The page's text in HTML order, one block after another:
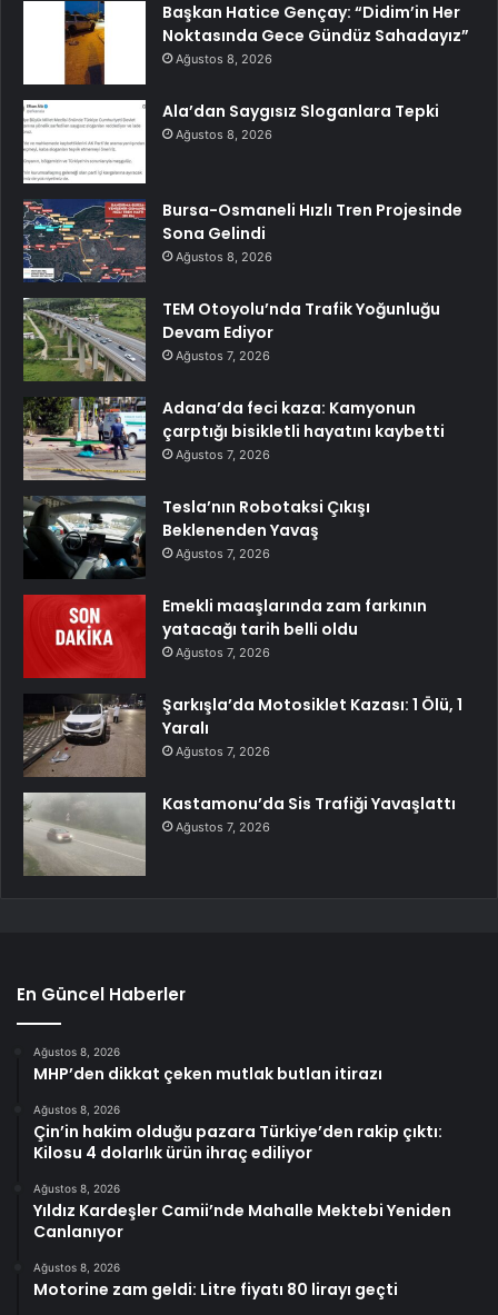
Başkan Hatice Gençay: “Didim’in Her
Noktasında Gece Gündüz Sahadayız”
Ağustos 8, 2026
Ala’dan Saygısız Sloganlara Tepki
Ağustos 8, 2026
Bursa-Osmaneli Hızlı Tren Projesinde
Sona Gelindi
Ağustos 8, 2026
TEM Otoyolu’nda Trafik Yoğunluğu
Devam Ediyor
Ağustos 7, 2026
Adana’da feci kaza: Kamyonun
çarptığı bisikletli hayatını kaybetti
Ağustos 7, 2026
Tesla’nın Robotaksi Çıkışı
Beklenenden Yavaş
Ağustos 7, 2026
Emekli maaşlarında zam farkının
yatacağı tarih belli oldu
Ağustos 7, 2026
Şarkışla’da Motosiklet Kazası: 1 Ölü, 1
Yaralı
Ağustos 7, 2026
Kastamonu’da Sis Trafiği Yavaşlattı
Ağustos 7, 2026
En Güncel Haberler
Ağustos 8, 2026
MHP’den dikkat çeken mutlak butlan itirazı
Ağustos 8, 2026
Çin’in hakim olduğu pazara Türkiye’den rakip çıktı:
Kilosu 4 dolarlık ürün ihraç ediliyor
Ağustos 8, 2026
Yıldız Kardeşler Camii’nde Mahalle Mektebi Yeniden
Canlanıyor
Ağustos 8, 2026
Motorine zam geldi: Litre fiyatı 80 lirayı geçti